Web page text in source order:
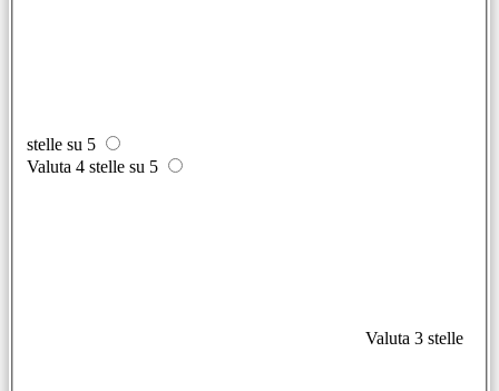
stelle su 5
Valuta 4 stelle su 5
Valuta 3 stelle